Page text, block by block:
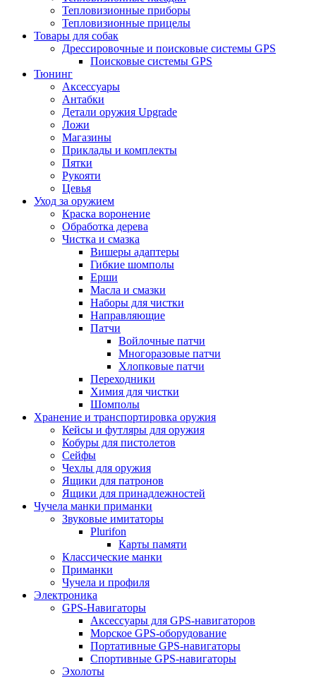
Тепловизионные приборы
Тепловизионные прицелы
Товары для собак
Дрессировочные и поисковые системы GPS
Поисковые системы GPS
Тюнинг
Аксессуары
Антабки
Детали оружия Upgrade
Ложи
Магазины
Приклады и комплекты
Пятки
Рукояти
Цевья
Уход за оружием
Краска воронение
Обработка дерева
Чистка и смазка
Вишеры адаптеры
Гибкие шомполы
Ерши
Масла и смазки
Наборы для чистки
Направляющие
Патчи
Войлочные патчи
Многоразовые патчи
Хлопковые патчи
Переходники
Химия для чистки
Шомполы
Хранение и транспортировка оружия
Кейсы и футляры для оружия
Кобуры для пистолетов
Сейфы
Чехлы для оружия
Ящики для патронов
Ящики для принадлежностей
Чучела манки приманки
Звуковые имитаторы
Plurifon
Карты памяти
Классические манки
Приманки
Чучела и профиля
Электроника
GPS-Навигаторы
Аксессуары для GPS-навигаторов
Морское GPS-оборудование
Портативные GPS-навигаторы
Спортивные GPS-навигаторы
Эхолоты